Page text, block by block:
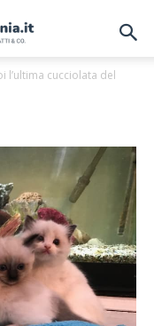
l’ultima cucciolata del